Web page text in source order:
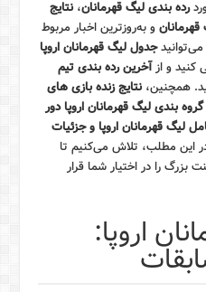
رده بندی لیگ قهرمانان،نتایج
و به‌روزترین اخبار مربوط
جدول لیگ قهرمانان اروپا
کنید و ازآخرین رده بندی تیم
همچنین،نتایج زنده بازی های
بندی لیگ قهرمانان اروپا دور
لیگ قهرمانان اروپا و جزئیات
این مطلب، تلاش می‌کنیم تا
بزرگ را در اختیار شما قرار
اروپا: